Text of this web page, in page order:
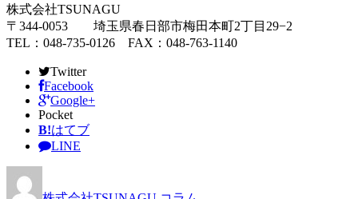
株式会社TSUNAGU
〒344-0053 埼玉県春日部市梅田本町2丁目29−2
TEL：048-735-0126 FAX：048-763-1140
Twitter
Facebook
Google+
Pocket
B!はてブ
LINE